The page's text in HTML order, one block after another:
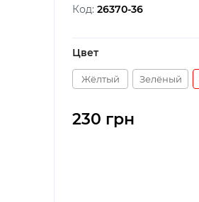
Код: 26370-36
Цвет
Жёлтый Зелёный
230 грн